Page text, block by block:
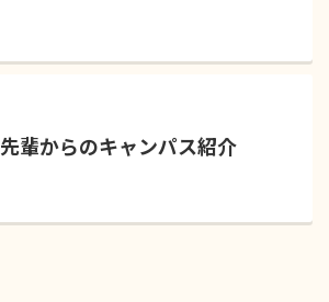
先輩からのキャンパス紹介